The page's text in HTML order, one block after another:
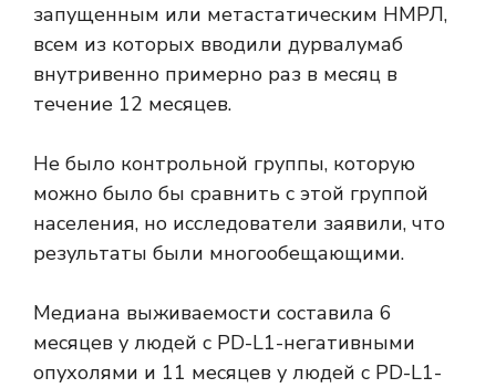
запущенным или метастатическим НМРЛ,
всем из которых вводили дурвалумаб
внутривенно примерно раз в месяц в
течение 12 месяцев.
Не было контрольной группы, которую
можно было бы сравнить с этой группой
населения, но исследователи заявили, что
результаты были многообещающими.
Медиана выживаемости составила 6
месяцев у людей с PD-L1-негативными
опухолями и 11 месяцев у людей с PD-L1-